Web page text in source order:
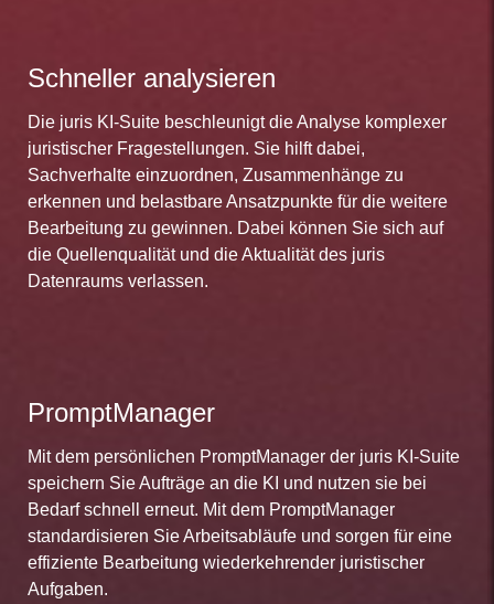
Schneller analysieren
Die juris KI-Suite beschleunigt die Analyse komplexer
juristischer Fragestellungen. Sie hilft dabei,
Sachverhalte einzuordnen, Zusammenhänge zu
erkennen und belastbare Ansatzpunkte für die weitere
Bearbeitung zu gewinnen. Dabei können Sie sich auf
die Quellenqualität und die Aktualität des juris
Datenraums verlassen.
PromptManager
Mit dem persönlichen PromptManager der juris KI-Suite
speichern Sie Aufträge an die KI und nutzen sie bei
Bedarf schnell erneut. Mit dem PromptManager
standardisieren Sie Arbeitsabläufe und sorgen für eine
effiziente Bearbeitung wiederkehrender juristischer
Aufgaben.